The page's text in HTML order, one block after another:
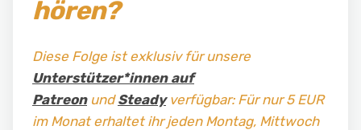
hören?
Diese Folge ist exklusiv für unsere
Unterstützer*innen auf
PatreonundSteadyverfügbar: Für nur 5 EUR
im Monat erhaltet ihr jeden Montag, Mittwoch